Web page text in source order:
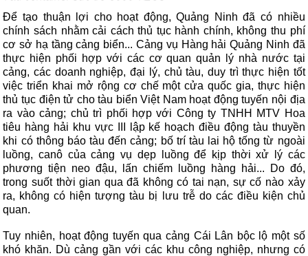
Để tạo thuận lợi cho hoạt động, Quảng Ninh đã có nhiều
chính sách nhằm cải cách thủ tục hành chính, không thu phí
cơ sở hạ tầng cảng biển... Cảng vụ Hàng hải Quảng Ninh đã
thực hiện phối hợp với các cơ quan quản lý nhà nước tại
cảng, các doanh nghiệp, đại lý, chủ tàu, duy trì thực hiện tốt
việc triển khai mở rộng cơ chế một cửa quốc gia, thực hiện
thủ tục điện tử cho tàu biển Việt Nam hoạt động tuyến nội địa
ra vào cảng; chủ trì phối hợp với Công ty TNHH MTV Hoa
tiêu hàng hải khu vực III lập kế hoạch điều động tàu thuyền
khi có thông báo tàu đến cảng; bố trí tàu lai hộ tống từ ngoài
luồng, canô của cảng vụ dẹp luồng để kịp thời xử lý các
phương tiện neo đậu, lấn chiếm luồng hàng hải... Do đó,
trong suốt thời gian qua đã không có tai nạn, sự cố nào xảy
ra, không có hiện tượng tàu bị lưu trễ do các điều kiện chủ
quan.
Tuy nhiên, hoạt động tuyến qua cảng Cái Lân bộc lộ một số
khó khăn. Dù cảng gần với các khu công nghiệp, nhưng có